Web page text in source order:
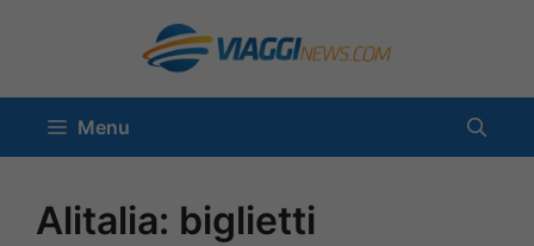
contenuto
Menu
Alitalia: biglietti